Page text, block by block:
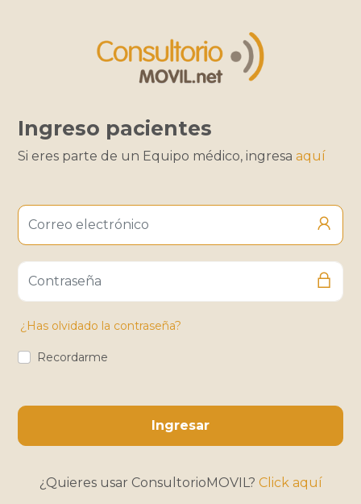
Ingreso pacientes
Si eres parte de un Equipo médico, ingresaaquí
¿Has olvidado la contraseña?
Recordarme
Ingresar
¿Quieres usar ConsultorioMOVIL? Click aquí